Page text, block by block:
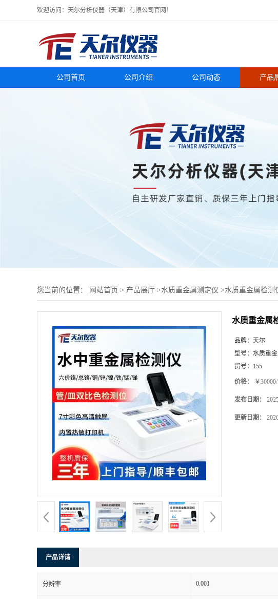
欢迎访问：天尔分析仪器（天津）有限公司官网！
公司首页 公司介绍 公司动态 产品
您当前的位置： 网站首页 > 产品展厅 >水质重金属测定仪 >水质重金属检测
水质重金属
品牌： 天尔
型号： 水质重
货号： 155
价格： ￥
发布日期：
更新日期：
产品详请
分辨率 0.001